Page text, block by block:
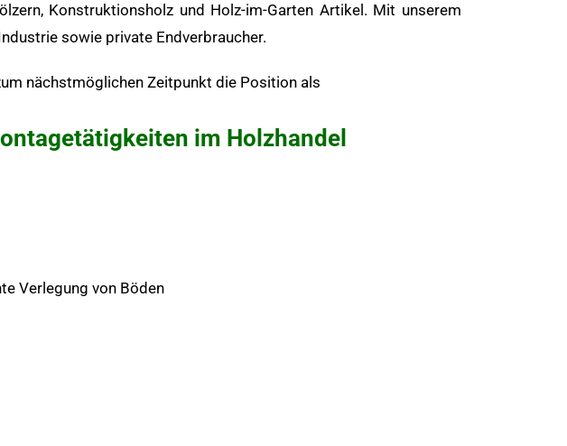
Konstruktionsholz und Holz-im-Garten Artikel. Mit unserem
sowie private Endverbraucher.
nächstmöglichen Zeitpunkt die Position als
im Holzhandel
Verlegung von Böden